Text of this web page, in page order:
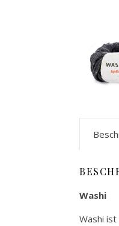
Washi
Washi